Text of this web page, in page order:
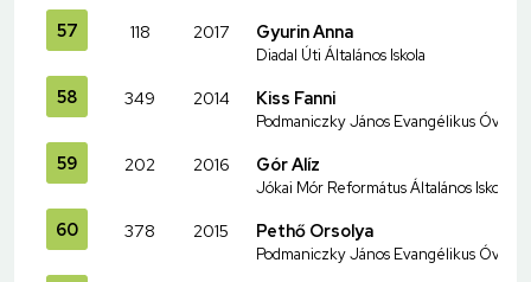
57 118 2017 Gyurin Anna
Diadal Úti Általános Iskola
58 349 2014 Kiss Fanni
Podmaniczky János Evangélikus Óvoda
59 202 2016 Gór Alíz
Jókai Mór Református Általános Iskola
60 378 2015 Pethő Orsolya
Podmaniczky János Evangélikus Óvoda